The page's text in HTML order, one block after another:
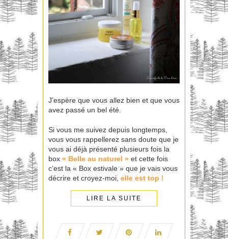
J’espère que vous allez bien et que vous
avez passé un bel été.
Si vous me suivez depuis longtemps,
vous vous rappellerez sans doute que je
vous ai déjà présenté plusieurs fois la
box « Belle au naturel » et cette fois
c’est la « Box estivale » que je vais vous
décrire et croyez-moi, elle est top !
LIRE LA SUITE